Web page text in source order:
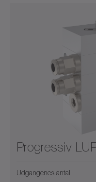
Progressiv
Udgangenes antal